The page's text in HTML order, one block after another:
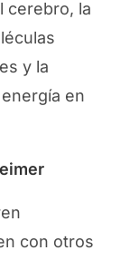
cerebro, la
y la
en
con otros